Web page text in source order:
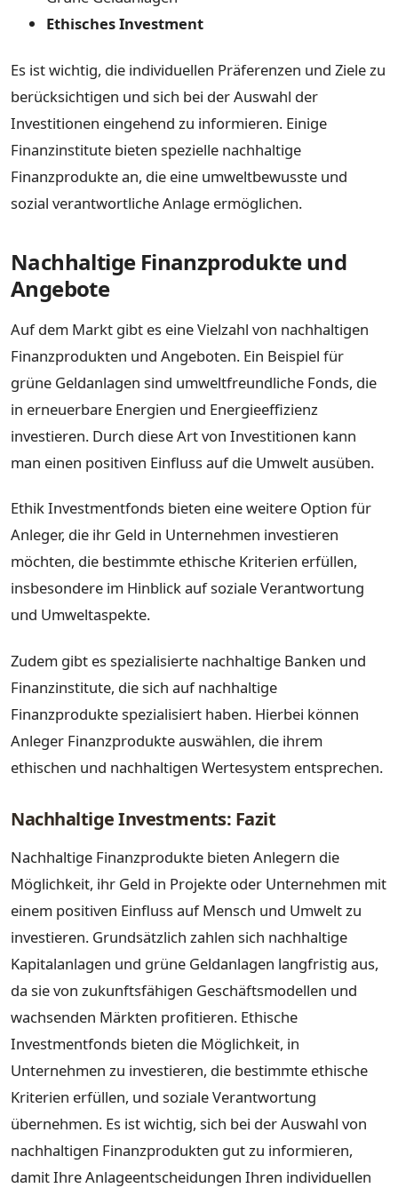
Ethisches Investment
Es ist wichtig, die individuellen Präferenzen und Ziele zu
berücksichtigen und sich bei der Auswahl der
Investitionen eingehend zu informieren. Einige
Finanzinstitute bieten spezielle nachhaltige
Finanzprodukte an, die eine umweltbewusste und
sozial verantwortliche Anlage ermöglichen.
Nachhaltige Finanzprodukte und
Angebote
Auf dem Markt gibt es eine Vielzahl von nachhaltigen
Finanzprodukten und Angeboten. Ein Beispiel für
grüne Geldanlagen sind umweltfreundliche Fonds, die
in erneuerbare Energien und Energieeffizienz
investieren. Durch diese Art von Investitionen kann
man einen positiven Einfluss auf die Umwelt ausüben.
Ethik Investmentfonds bieten eine weitere Option für
Anleger, die ihr Geld in Unternehmen investieren
möchten, die bestimmte ethische Kriterien erfüllen,
insbesondere im Hinblick auf soziale Verantwortung
und Umweltaspekte.
Zudem gibt es spezialisierte nachhaltige Banken und
Finanzinstitute, die sich auf nachhaltige
Finanzprodukte spezialisiert haben. Hierbei können
Anleger Finanzprodukte auswählen, die ihrem
ethischen und nachhaltigen Wertesystem entsprechen.
Nachhaltige Investments: Fazit
Nachhaltige Finanzprodukte bieten Anlegern die
Möglichkeit, ihr Geld in Projekte oder Unternehmen mit
einem positiven Einfluss auf Mensch und Umwelt zu
investieren. Grundsätzlich zahlen sich nachhaltige
Kapitalanlagen und grüne Geldanlagen langfristig aus,
da sie von zukunftsfähigen Geschäftsmodellen und
wachsenden Märkten profitieren. Ethische
Investmentfonds bieten die Möglichkeit, in
Unternehmen zu investieren, die bestimmte ethische
Kriterien erfüllen, und soziale Verantwortung
übernehmen. Es ist wichtig, sich bei der Auswahl von
nachhaltigen Finanzprodukten gut zu informieren,
damit Ihre Anlageentscheidungen Ihren individuellen